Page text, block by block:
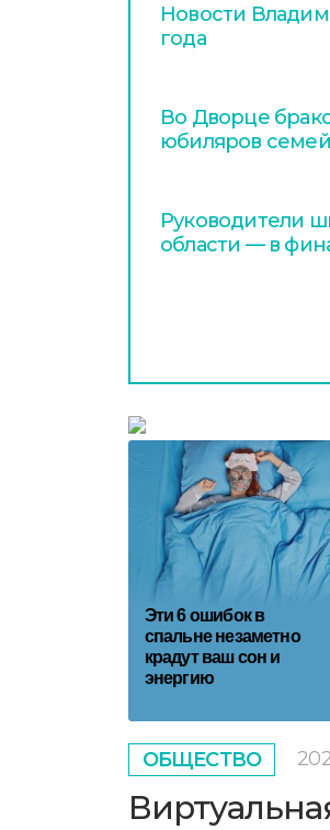
Новости
года
Во Дворце
юбиляров
Руководители
области — в
Эти 6 ошибок в
спальне незаметно
крадут ваш сон и
энергию
ОБЩЕСТВО